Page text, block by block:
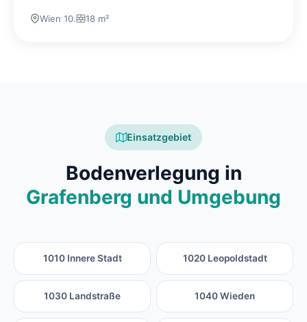
Wien 10. 18 m²
Einsatzgebiet
Bodenverlegung in
Grafenberg und Umgebung
1010 Innere Stadt 1020 Leopoldstadt
1030 Landstraße 1040 Wieden